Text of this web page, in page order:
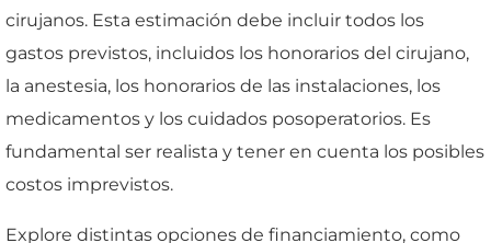
cirujanos. Esta estimación debe incluir todos los
gastos previstos, incluidos los honorarios del cirujano,
la anestesia, los honorarios de las instalaciones, los
medicamentos y los cuidados posoperatorios. Es
fundamental ser realista y tener en cuenta los posibles
costos imprevistos.
Explore distintas opciones de financiamiento, como